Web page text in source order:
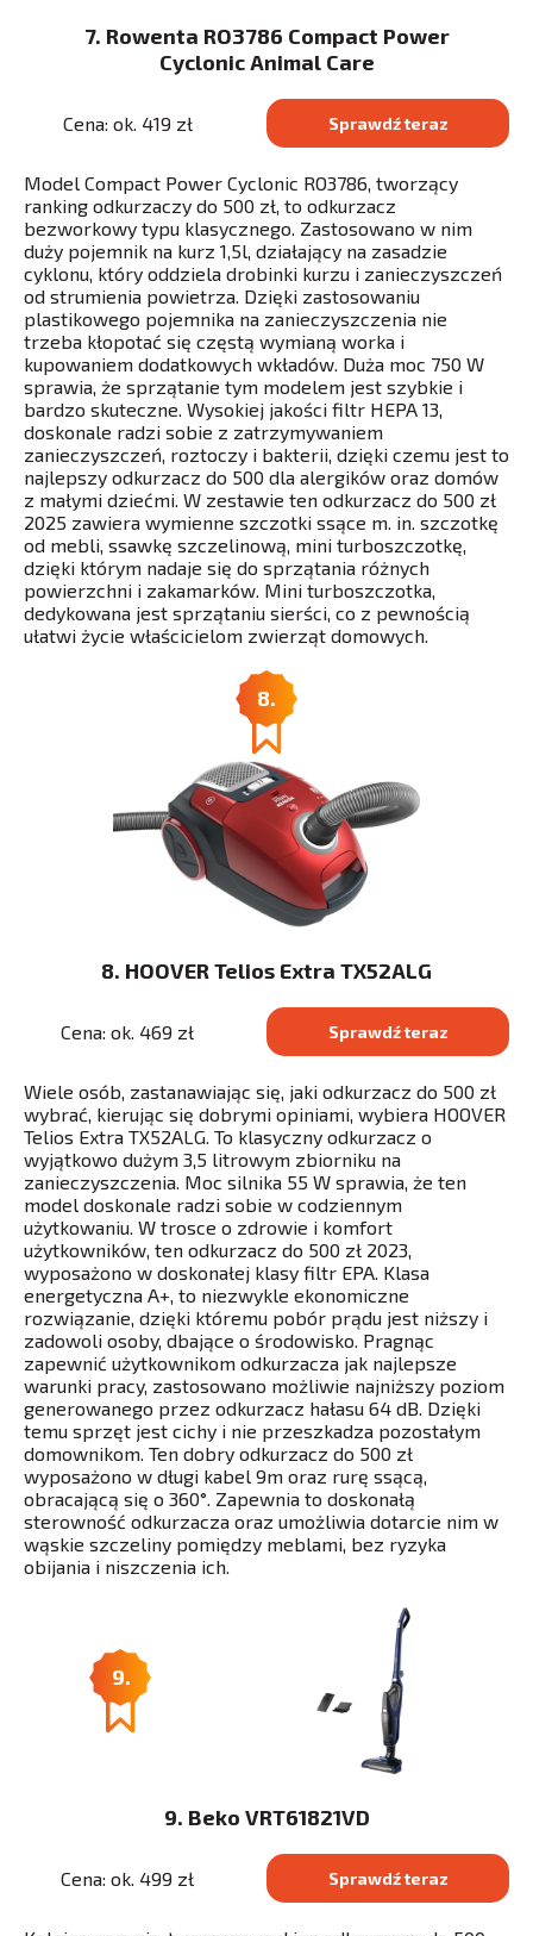
7. Rowenta RO3786 Compact Power
Cyclonic Animal Care
Cena: ok. 419 zł Sprawdź teraz
Model Compact Power Cyclonic RO3786, tworzący
ranking odkurzaczy do 500 zł, to odkurzacz
bezworkowy typu klasycznego. Zastosowano w nim
duży pojemnik na kurz 1,5l, działający na zasadzie
cyklonu, który oddziela drobinki kurzu i zanieczyszczeń
od strumienia powietrza. Dzięki zastosowaniu
plastikowego pojemnika na zanieczyszczenia nie
trzeba kłopotać się częstą wymianą worka i
kupowaniem dodatkowych wkładów. Duża moc 750 W
sprawia, że sprzątanie tym modelem jest szybkie i
bardzo skuteczne. Wysokiej jakości filtr HEPA 13,
doskonale radzi sobie z zatrzymywaniem
zanieczyszczeń, roztoczy i bakterii, dzięki czemu jest to
najlepszy odkurzacz do 500 dla alergików oraz domów
z małymi dziećmi. W zestawie ten odkurzacz do 500 zł
2025 zawiera wymienne szczotki ssące m. in. szczotkę
od mebli, ssawkę szczelinową, mini turboszczotkę,
dzięki którym nadaje się do sprzątania różnych
powierzchni i zakamarków. Mini turboszczotka,
dedykowana jest sprzątaniu sierści, co z pewnością
ułatwi życie właścicielom zwierząt domowych.
8.
8. HOOVER Telios Extra TX52ALG
Cena: ok. 469 zł Sprawdź teraz
Wiele osób, zastanawiając się, jaki odkurzacz do 500 zł
wybrać, kierując się dobrymi opiniami, wybiera HOOVER
Telios Extra TX52ALG. To klasyczny odkurzacz o
wyjątkowo dużym 3,5 litrowym zbiorniku na
zanieczyszczenia. Moc silnika 55 W sprawia, że ten
model doskonale radzi sobie w codziennym
użytkowaniu. W trosce o zdrowie i komfort
użytkowników, ten odkurzacz do 500 zł 2023,
wyposażono w doskonałej klasy filtr EPA. Klasa
energetyczna A+, to niezwykle ekonomiczne
rozwiązanie, dzięki któremu pobór prądu jest niższy i
zadowoli osoby, dbające o środowisko. Pragnąc
zapewnić użytkownikom odkurzacza jak najlepsze
warunki pracy, zastosowano możliwie najniższy poziom
generowanego przez odkurzacz hałasu 64 dB. Dzięki
temu sprzęt jest cichy i nie przeszkadza pozostałym
domownikom. Ten dobry odkurzacz do 500 zł
wyposażono w długi kabel 9m oraz rurę ssącą,
obracającą się o 360°. Zapewnia to doskonałą
sterowność odkurzacza oraz umożliwia dotarcie nim w
wąskie szczeliny pomiędzy meblami, bez ryzyka
obijania i niszczenia ich.
9.
9. Beko VRT61821VD
Cena: ok. 499 zł Sprawdź teraz